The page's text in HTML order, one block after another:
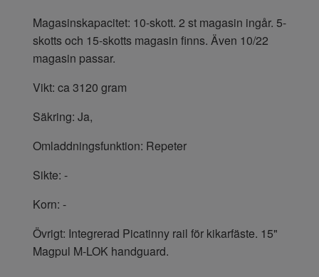
Magasinskapacitet: 10-skott. 2 st magasin ingår. 5-
skotts och 15-skotts magasin finns. Även 10/22
magasin passar.
Vikt: ca 3120 gram
Säkring: Ja,
Omladdningsfunktion: Repeter
Sikte: -
Korn: -
Övrigt: Integrerad Picatinny rail för kikarfäste. 15"
Magpul M-LOK handguard.